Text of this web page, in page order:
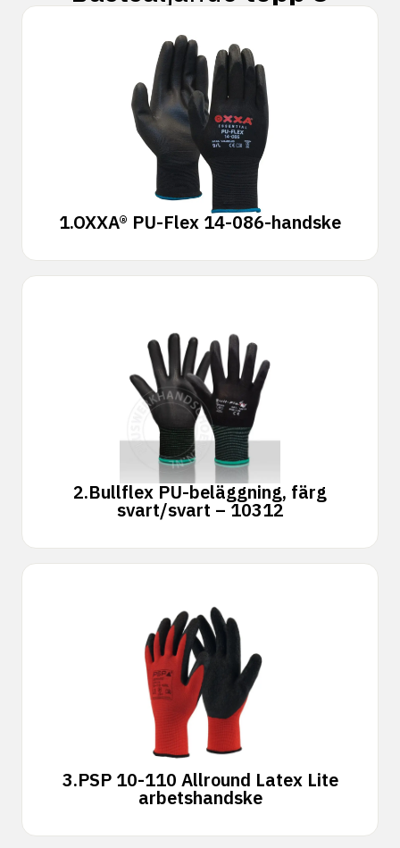
1.OXXA® PU-Flex 14-086-handske
2.Bullflex PU-beläggning, färg
svart/svart – 10312
3.PSP 10-110 Allround Latex Lite
arbetshandske